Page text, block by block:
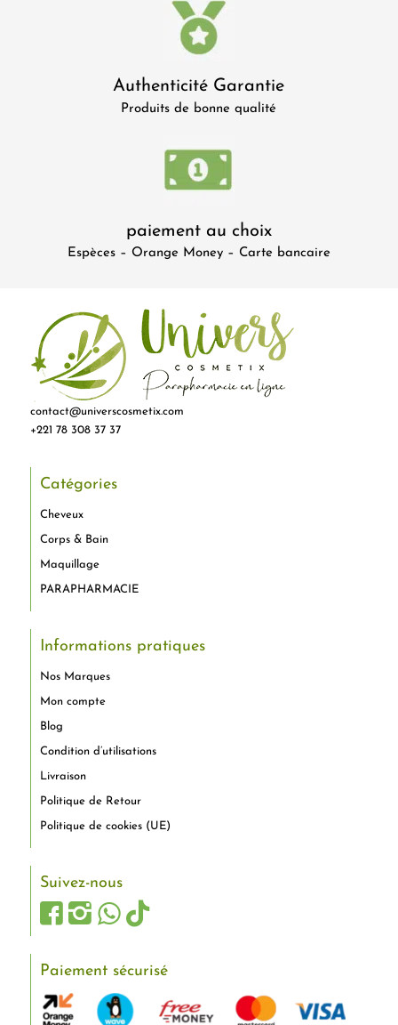
Authenticité Garantie
Produits de bonne qualité
paiement au choix
Espèces – Orange Money – Carte bancaire
contact@universcosmetix.com
+221 78 308 37 37
Catégories
Cheveux
Corps & Bain
Maquillage
PARAPHARMACIE
Informations pratiques
Nos Marques
Mon compte
Blog
Condition d’utilisations
Livraison
Politique de Retour
Politique de cookies (UE)
Suivez-nous
Paiement sécurisé